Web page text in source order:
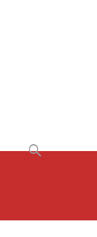
Szukaj: